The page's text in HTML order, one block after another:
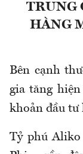
TRUNG
HÀNG
Bên cạnh
gia tăng
khoản đầu tư
Tỷ phú Aliko